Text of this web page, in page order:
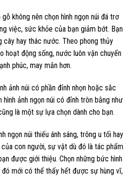
gỗ không nên chọn hình ngọn núi đá trơ
việc, sức khỏe của bạn giảm bớt. Bạn
cây hay thác nước. Theo phong thủy
hoạt động sống, nước luôn vận chuyển
phúc, may mắn hơn.
ảnh núi có phần đỉnh nhọn hoặc sắc
hình ảnh ngọn núi có đỉnh tròn bằng như
là một sự lựa chọn dành cho bạn.
ngọn núi thiếu ánh sáng, trông u tối hay
con người, sự vật dù đó là tác phẩm
được giới thiệu. Chọn những bức hình
mới có thể thấy hết được sự hùng vĩ,